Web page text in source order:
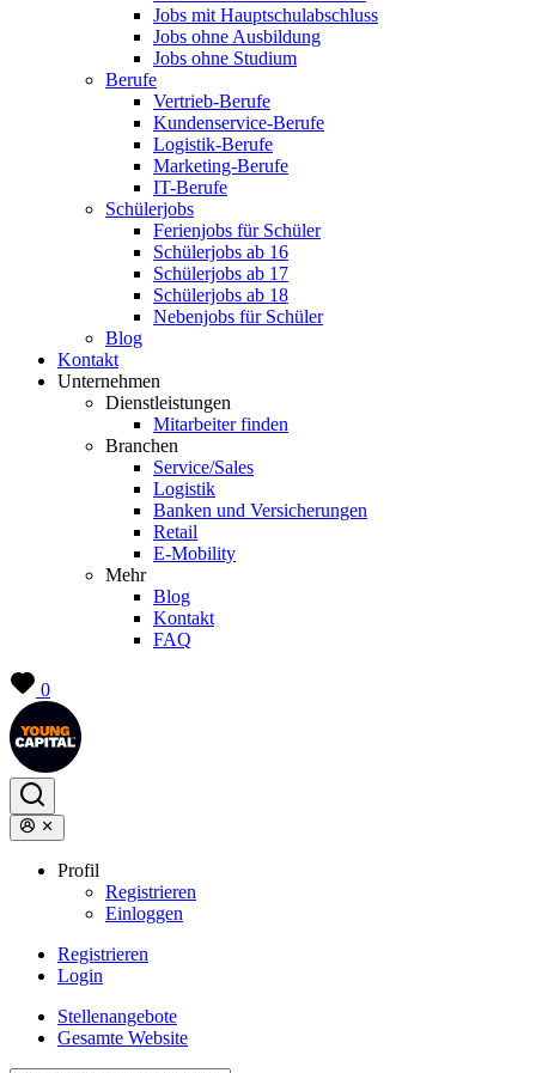
Jobs mit Hauptschulabschluss
Jobs ohne Ausbildung
Jobs ohne Studium
Berufe
Vertrieb-Berufe
Kundenservice-Berufe
Logistik-Berufe
Marketing-Berufe
IT-Berufe
Schülerjobs
Ferienjobs für Schüler
Schülerjobs ab 16
Schülerjobs ab 17
Schülerjobs ab 18
Nebenjobs für Schüler
Blog
Kontakt
Unternehmen
Dienstleistungen
Mitarbeiter finden
Branchen
Service/Sales
Logistik
Banken und Versicherungen
Retail
E-Mobility
Mehr
Blog
Kontakt
FAQ
0
Profil
Registrieren
Einloggen
Registrieren
Login
Stellenangebote
Gesamte Website